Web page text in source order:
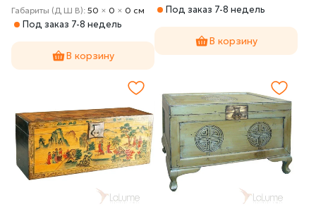
Габариты (Д Ш В): 50 × 0 × 0 cм
Под заказ 7-8 недель
В корзину
Под заказ 7-8 недель
В корзину